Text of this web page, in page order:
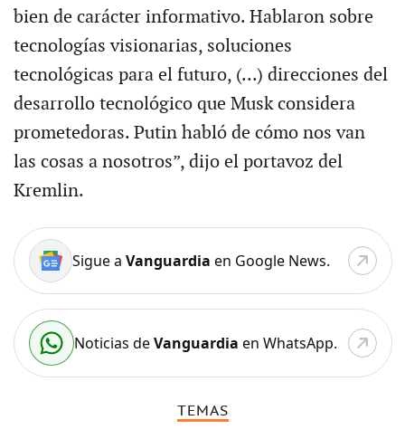
bien de carácter informativo. Hablaron sobre
tecnologías visionarias, soluciones
tecnológicas para el futuro, (...) direcciones del
desarrollo tecnológico que Musk considera
prometedoras. Putin habló de cómo nos van
las cosas a nosotros”, dijo el portavoz del
Kremlin.
Sigue a Vanguardia en Google News.
Noticias deVanguardia en WhatsApp.
TEMAS